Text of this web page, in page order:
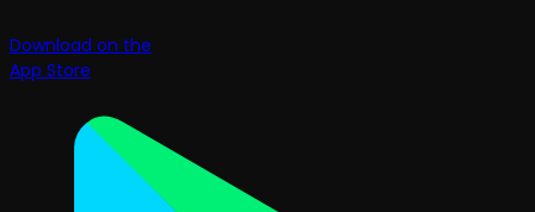
Download on the
App Store